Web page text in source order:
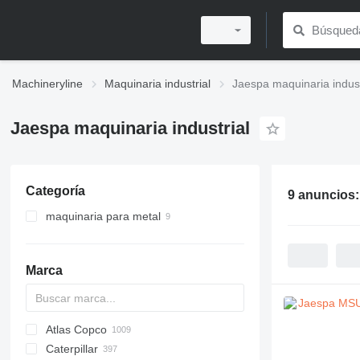
Machineryline Maquinaria industrial Jaespa maquinaria
Jaespa maquinaria industrial
Categoría
maquinaria para metal
Marca
PDS
APD
AB
Ensis
Pega
VZ
AG3
Atlas Copco
DrillAir
QAS
PDP
E-series
B-series
BM
GFS
VT
Rover
533
Airpure
BySprint Fiber
CK
SR
Caterpillar
9 anuncios: